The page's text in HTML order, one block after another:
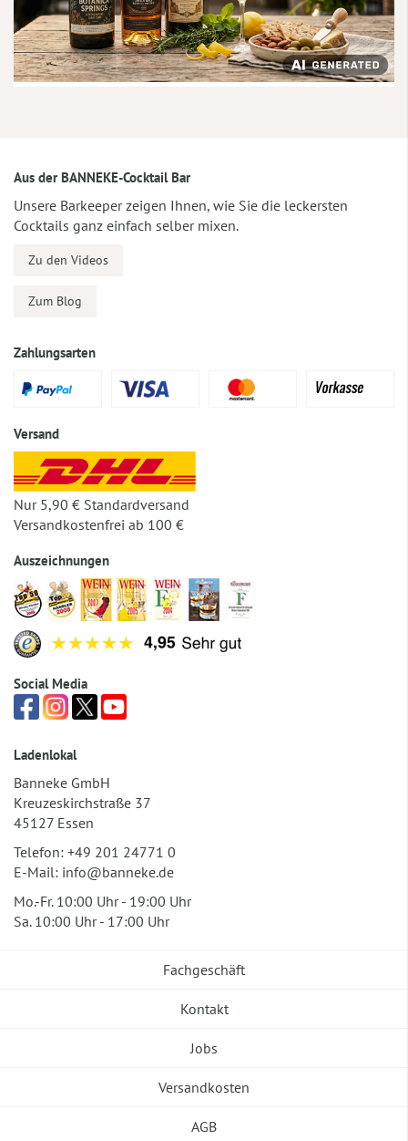
Aus der BANNEKE-Cocktail Bar
Unsere Barkeeper zeigen Ihnen, wie Sie die leckersten
Cocktails ganz einfach selber mixen.
Zu den Videos
Zum Blog
Zahlungsarten
Versand
Nur 5,90 € Standardversand
Versandkostenfrei ab 100 €
Auszeichnungen
Social Media
Ladenlokal
Banneke GmbH
Kreuzeskirchstraße 37
45127 Essen
Telefon: +49 201 24771 0
E-Mail: info@banneke.de
Mo.-Fr. 10:00 Uhr - 19:00 Uhr
Sa. 10:00 Uhr - 17:00 Uhr
Fachgeschäft
Kontakt
Jobs
Versandkosten
AGB